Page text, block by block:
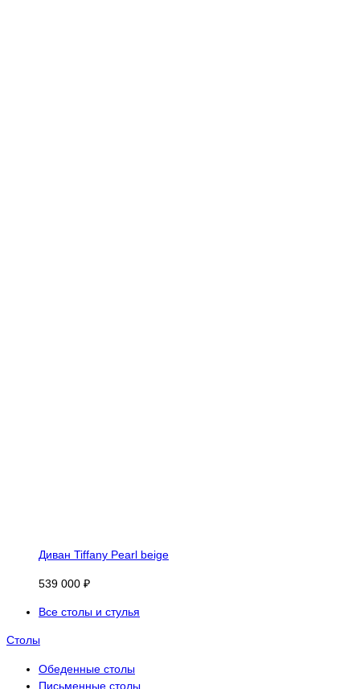
Диван Tiffany Pearl beige
539 000 ₽
Все столы и стулья
Столы
Обеденные столы
Письменные столы